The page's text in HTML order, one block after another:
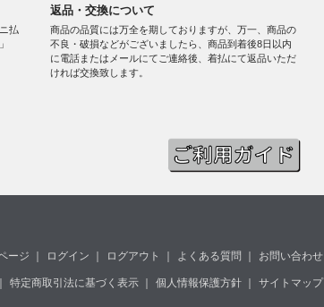
払
返品・交換について
商品の品質には万全を期しておりますが、万一、商品の
不良・破損などがございましたら、商品到着後8日以内
に電話またはメールにてご連絡後、着払にて返品いただ
ければ交換致します。
ージ ログイン ログアウト よくある質問 お問い合わせ
特定商取引法に基づく表示 個人情報保護方針 サイトマップ